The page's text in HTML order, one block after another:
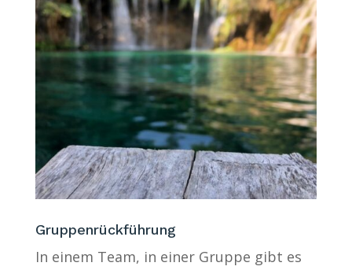
Gruppenrückführung
In einem Team, in einer Gruppe gibt es